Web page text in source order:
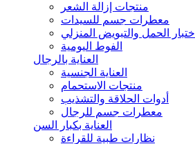
منتجات إزالة الشعر
معطرات جسم للسيدات
اختبار الحمل والتبويض المنزلي
الفوط اليومية
العناية بالرجال
العناية الجنسية
منتجات الاستحمام
أدوات الحلاقة والتشذيب
معطرات جسم للرجال
العناية بكبار السن
نظارات طبية للقراءة